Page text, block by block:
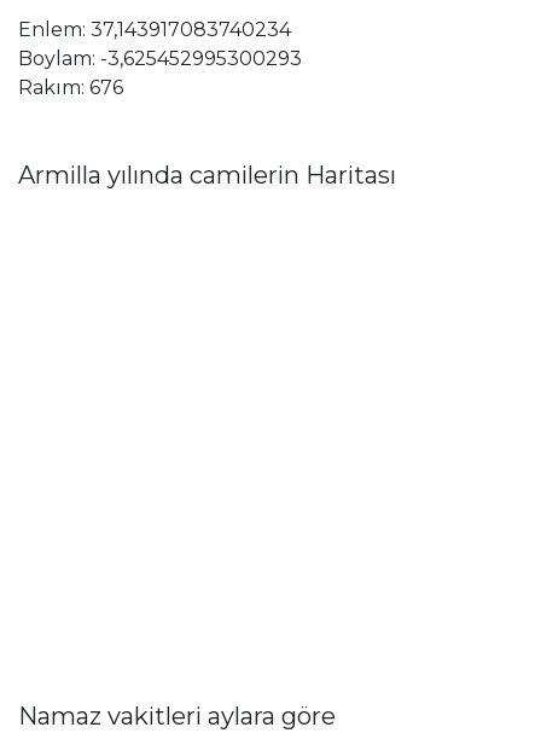
Enlem: 37,143917083740234
Boylam: -3,625452995300293
Rakım: 676
Armilla yılında camilerin Haritası
Namaz vakitleri aylara göre